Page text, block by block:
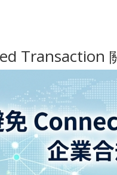
Transaction